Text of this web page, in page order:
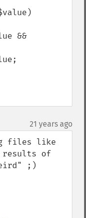
21 years ago
files like
results of
;)